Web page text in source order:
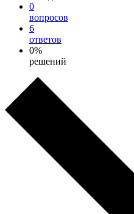
0
вопросов
6
ответов
0%
решений